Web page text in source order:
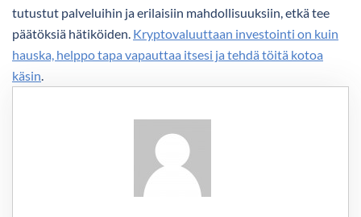
tutustut palveluihin ja erilaisiin mahdollisuuksiin, etkä tee
päätöksiä hätiköiden. Kryptovaluuttaan investointi on kuin
hauska, helppo tapa vapauttaa itsesi ja tehdä töitä kotoa
käsin.